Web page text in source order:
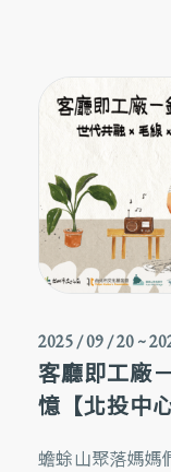
2025 / 09 / 20~
客廳即工廠
憶【北投中
蟾蜍山聚落媽媽